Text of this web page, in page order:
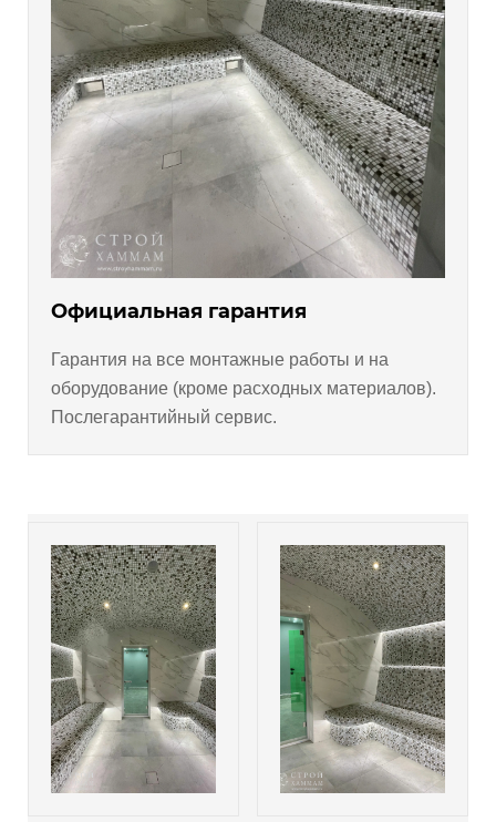
Официальная гарантия
Гарантия на все монтажные работы и на
оборудование (кроме расходных материалов).
Послегарантийный сервис.